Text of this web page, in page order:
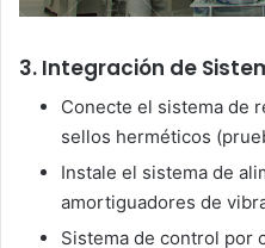
3. Integración de
Conecte el sistema de
sellos herméticos
Instale el sistema de
amortiguadores de
Sistema de control por